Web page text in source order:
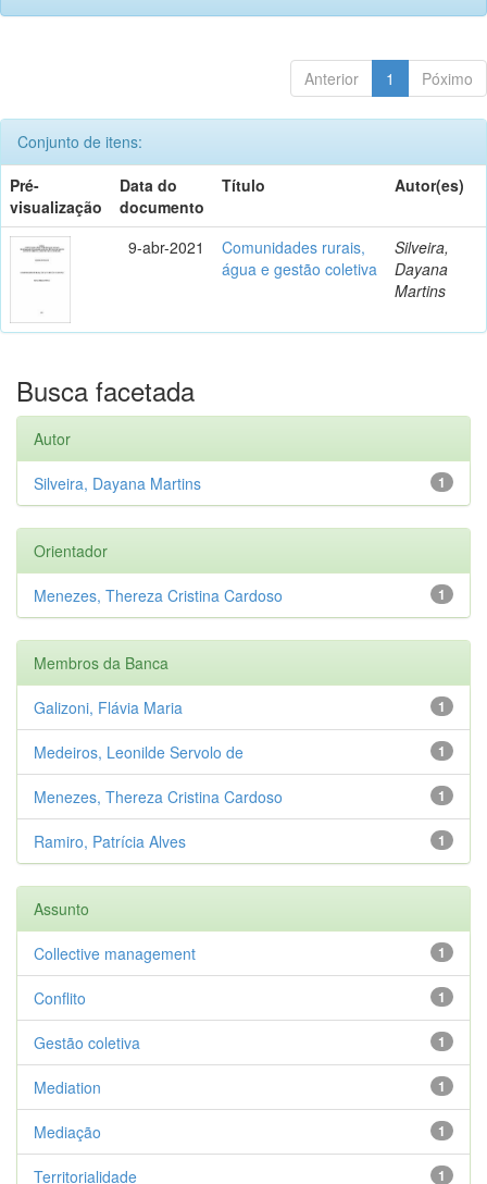
Anterior 1 Póximo
Conjunto de itens:
Pré-
visualização
Data do
documento
Título Autor(es)
9-abr-2021
Comunidades rurais,
água e gestão coletiva
Silveira,
Dayana
Martins
Busca facetada
Autor
1
Silveira, Dayana Martins
Orientador
1
Menezes, Thereza Cristina Cardoso
Membros da Banca
1
Galizoni, Flávia Maria
1
Medeiros, Leonilde Servolo de
1
Menezes, Thereza Cristina Cardoso
1
Ramiro, Patrícia Alves
Assunto
1
Collective management
1
Conflito
1
Gestão coletiva
1
Mediation
1
Mediação
1
Territorialidade